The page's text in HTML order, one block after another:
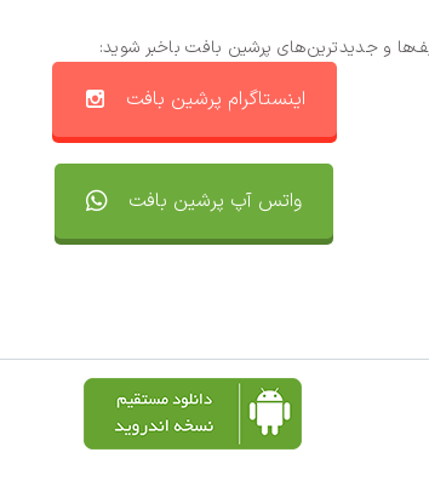
و جدیدترین‌های پرشین بافت باخبر شوید:
اینستاگرام پرشین بافت
واتس آپ پرشین بافت